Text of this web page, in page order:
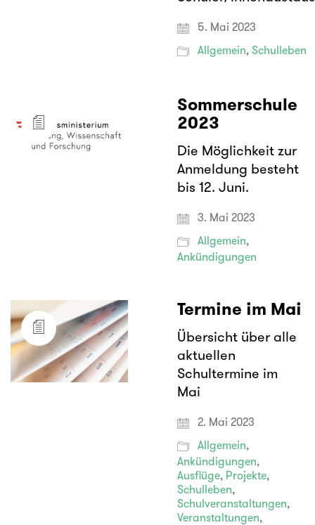
5. Mai 2023
Allgemein,Schulleben
Sommerschule
2023
Die Möglichkeit zur
Anmeldung besteht
bis 12. Juni.
3. Mai 2023
Allgemein,
Ankündigungen
Termine im Mai
Übersicht über alle
aktuellen
Schultermine im
Mai
2. Mai 2023
Allgemein,
Ankündigungen,
Ausflüge, Projekte,
Schulleben,
Schulveranstaltungen,
Veranstaltungen,